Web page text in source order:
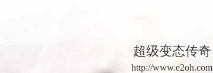
超级变态传奇
http://www.e2oh.com